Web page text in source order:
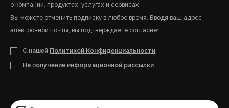
о компании, продуктах, услугах и сервисах
Вы можете отменить подписку в любое время. Вводя ваш адрес
электронной почты, вы подтверждаете согласие:
С нашей Политикой Конфиденциальности
На получение информационной рассылки